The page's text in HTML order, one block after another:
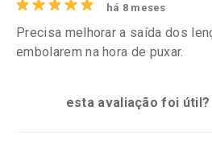
há 8 meses
Precisa melhorar a saída dos
embolarem na hora de puxar.
esta avaliação foi útil?